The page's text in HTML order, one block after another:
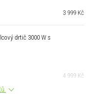
3 999 Kč
drtič 3000 W s
4 999 Kč